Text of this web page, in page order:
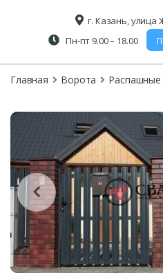
г. Казань, улица
Пн-пт 9.00 – 18.00
Главная Ворота Распашные